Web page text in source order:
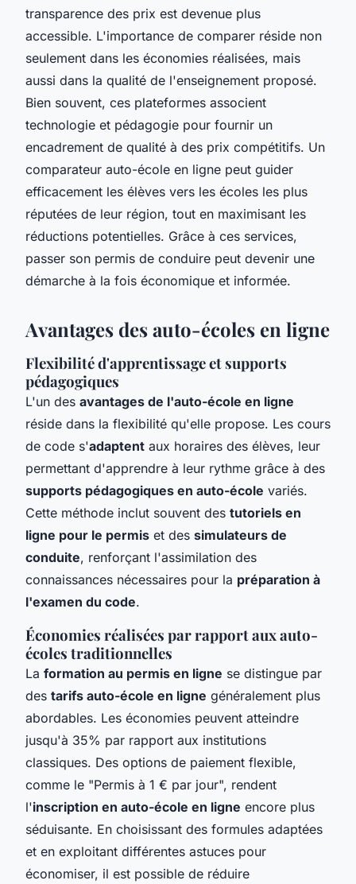
transparence des prix est devenue plus
accessible. L'importance de comparer réside non
seulement dans les économies réalisées, mais
aussi dans la qualité de l'enseignement proposé.
Bien souvent, ces plateformes associent
technologie et pédagogie pour fournir un
encadrement de qualité à des prix compétitifs. Un
comparateur auto-école en ligne peut guider
efficacement les élèves vers les écoles les plus
réputées de leur région, tout en maximisant les
réductions potentielles. Grâce à ces services,
passer son permis de conduire peut devenir une
démarche à la fois économique et informée.
Avantages des auto-écoles en ligne
Flexibilité d'apprentissage et supports
pédagogiques
L'un des avantages de l'auto-école en ligne
réside dans la flexibilité qu'elle propose. Les cours
de code s'adaptent aux horaires des élèves, leur
permettant d'apprendre à leur rythme grâce à des
supports pédagogiques en auto-école variés.
Cette méthode inclut souvent des tutoriels en
ligne pour le permis et des simulateurs de
conduite, renforçant l'assimilation des
connaissances nécessaires pour la préparation à
l'examen du code.
Économies réalisées par rapport aux auto-
écoles traditionnelles
La formation au permis en ligne se distingue par
des tarifs auto-école en ligne généralement plus
abordables. Les économies peuvent atteindre
jusqu'à 35% par rapport aux institutions
classiques. Des options de paiement flexible,
comme le "Permis à 1 € par jour", rendent
l'inscription en auto-école en ligne encore plus
séduisante. En choisissant des formules adaptées
et en exploitant différentes astuces pour
économiser, il est possible de réduire